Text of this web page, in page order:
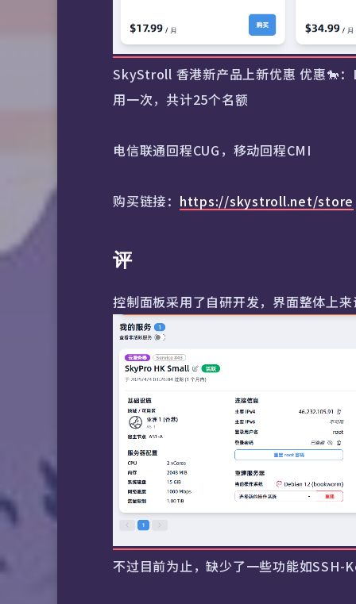
SkyStroll 香港新产品上新优惠 优惠🐎
用一次，共计25个名额
电信联通回程CUG，移动回程CMI
购买链接： https://skystroll.net/store
评
控制面板采用了自研开发，界面整体上
不过目前为止，缺少了一些功能如SSH-